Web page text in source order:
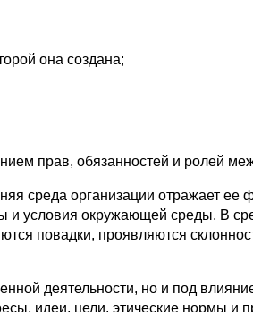
она создана;
прав, обязанностей и ролей
среда организации отражает ее
и условия окружающей среды. В
повадки, проявляются
деятельности, но и под
идеи, цели, этические нормы и